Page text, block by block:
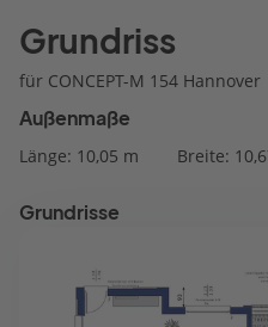
Grundriss
für CONCEPT-M 154 Hannover
Außenmaße
Länge: 10,05 m Breite:
Grundrisse